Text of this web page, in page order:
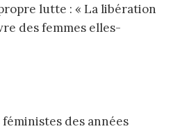
lutte : « La libération
des femmes elles-
des années